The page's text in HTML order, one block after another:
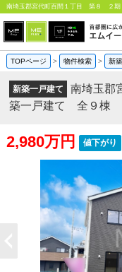
TOPページ > 物件検索 > 新
新築一戸建て
南埼玉
築一戸建て 全９棟
2,980万円 値下がり